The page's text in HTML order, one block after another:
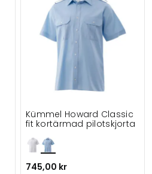
Kümmel Howard Classic
fit kortärmad pilotskjorta
745,00 kr